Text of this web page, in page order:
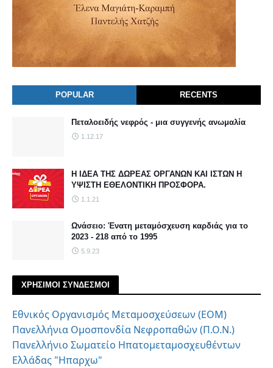
POPULAR RECENTS
Πεταλοειδής νεφρός - μια συγγενής ανωμαλία
1.12.17
Η ΙΔΕΑ ΤΗΣ ΔΩΡΕΑΣ ΟΡΓΑΝΩΝ ΚΑΙ ΙΣΤΩΝ Η
ΥΨΙΣΤΗ ΕΘΕΛΟΝΤΙΚΗ ΠΡΟΣΦΟΡΑ.
1.1.21
Ωνάσειο: Ένατη μεταμόσχευση καρδιάς για το
2023 - 218 από το 1995
5.9.23
ΧΡΗΣΙΜΟΙ ΣΥΝΔΕΣΜΟΙ
Εθνικός Οργανισμός Μεταμοσχεύσεων (ΕΟΜ)
Πανελλήνια Ομοσπονδία Νεφροπαθών (Π.Ο.Ν.)
Πανελλήνιο Σωματείο Ηπατομεταμοσχευθέντων
Ελλάδας "Ηπαρχω"